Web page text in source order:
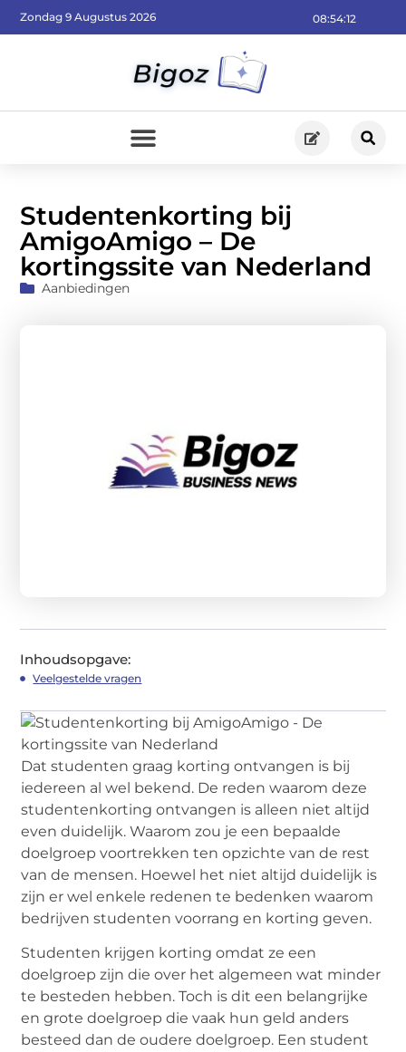
08:54:13
Zondag 9 Augustus 2026
Studentenkorting bij
AmigoAmigo – De
kortingssite van Nederland
Aanbiedingen
Inhoudsopgave:
Veelgestelde vragen
Dat studenten graag korting ontvangen is bij
iedereen al wel bekend. De reden waarom deze
studentenkorting ontvangen is alleen niet altijd
even duidelijk. Waarom zou je een bepaalde
doelgroep voortrekken ten opzichte van de rest
van de mensen. Hoewel het niet altijd duidelijk is
zijn er wel enkele redenen te bedenken waarom
bedrijven studenten voorrang en korting geven.
Studenten krijgen korting omdat ze een
doelgroep zijn die over het algemeen wat minder
te besteden hebben. Toch is dit een belangrijke
en grote doelgroep die vaak hun geld anders
besteed dan de oudere doelgroep. Een student